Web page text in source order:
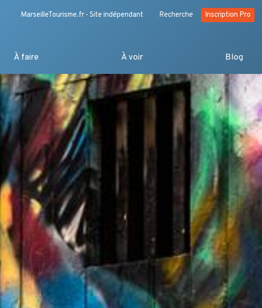
MarseilleTourisme.fr - Site indépendant Recherche Inscription Pro
À faire À voir Blog